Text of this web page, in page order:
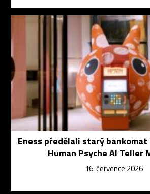
Eness předělali starý
Human Psyche AI Teller
16. července 2026